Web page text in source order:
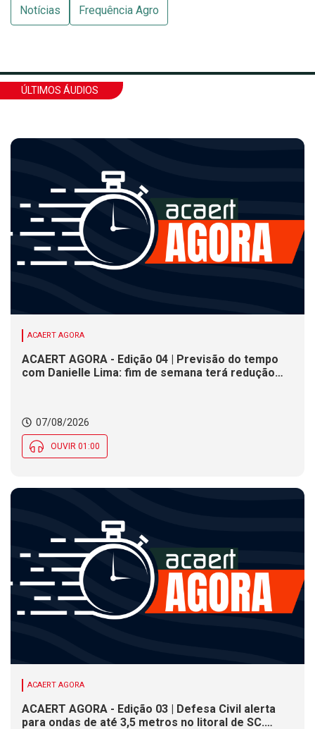
Notícias Frequência Agro
ÚLTIMOS ÁUDIOS
ACAERT AGORA
ACAERT AGORA - Edição 04 | Previsão do tempo
com Danielle Lima: fim de semana terá redução
07/08/2026
OUVIR 01:00
ACAERT AGORA
ACAERT AGORA - Edição 03 | Defesa Civil alerta
para ondas de até 3,5 metros no litoral de SC.